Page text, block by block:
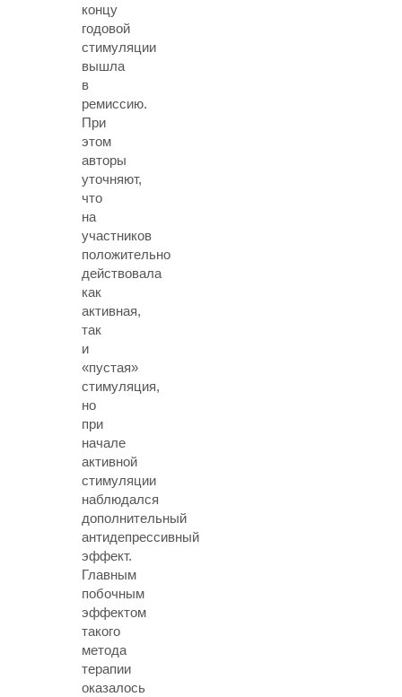
концу
годовой
стимуляции
вышла
в
ремиссию.
При
этом
авторы
уточняют,
что
на
участников
положительно
действовала
как
активная,
так
и
«пустая»
стимуляция,
но
при
начале
активной
стимуляции
наблюдался
дополнительный
антидепрессивный
эффект.
Главным
побочным
эффектом
такого
метода
терапии
оказалось